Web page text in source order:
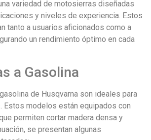
variedad de motosierras diseñadas
y niveles de experiencia. Estos
tanto a usuarios aficionados como a
un rendimiento óptimo en cada
a Gasolina
de Husqvarna son ideales para
Estos modelos están equipados con
permiten cortar madera densa y
se presentan algunas